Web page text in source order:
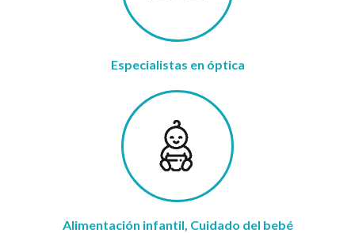
Especialistas en óptica
Alimentación infantil, Cuidado del bebé